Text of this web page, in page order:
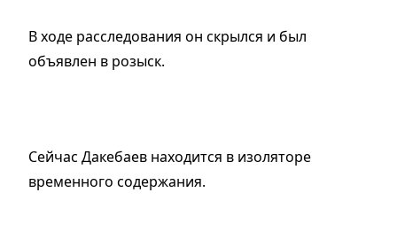
В ходе расследования он скрылся и был
объявлен в розыск.
Сейчас Дакебаев находится в изоляторе
временного содержания.